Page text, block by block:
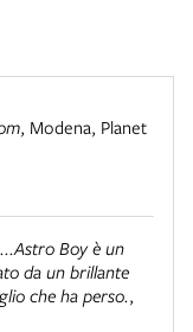
, Modena, Planet
Boy è un
da un brillante
che ha perso.,